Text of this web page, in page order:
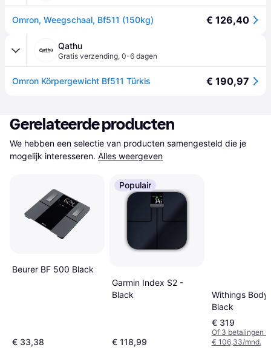
Omron, Weegschaal, Bf511 (150kg) € 126,40
Qathu
Gratis verzending, 0-6 dagen
Omron Körpergewicht Bf511 Türkis € 190,97
Gerelateerde producten
We hebben een selectie van producten samengesteld die je
mogelijk interesseren. Alles weergeven
Beurer BF 500 Black
€ 33,38
Populair
Garmin Index S2 -
Black
€ 118,99
Withings Body
Black
€ 319
Of 3 betalingen
€ 106,33/mnd.